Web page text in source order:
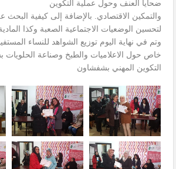
ضحايا العنف وحول عملية التكوين
والتمكين الاقتصادي. بالإضافة إلى كيفية
لتحسين الوضعيات الاجتماعية الصعبة وكذا المادية
وتم في نهاية اليوم توزيع الشواهد للنساء
خاص حول الاعلاميات والطبخ وصناعة الحلويات
التكوين المهني بشفشاون